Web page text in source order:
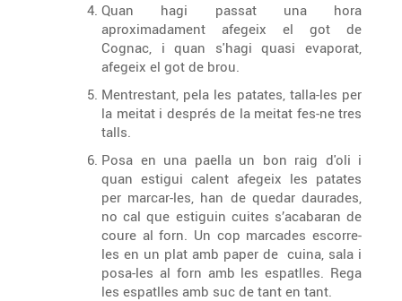
Quan hagi passat una hora
aproximadament afegeix el got de
Cognac, i quan s'hagi quasi evaporat,
afegeix el got de brou.
Mentrestant, pela les patates, talla-les per
la meitat i després de la meitat fes-ne tres
talls.
Posa en una paella un bon raig d'oli i
quan estigui calent afegeix les patates
per marcar-les, han de quedar daurades,
no cal que estiguin cuites s’acabaran de
coure al forn. Un cop marcades escorre-
les en un plat amb paper de cuina, sala i
posa-les al forn amb les espatlles. Rega
les espatlles amb suc de tant en tant.